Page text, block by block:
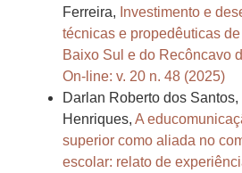
Ferreira, Investimento e
técnicas e propedêuticas
Baixo Sul e do Recôncavo
On-line: v. 20 n. 48 (2025)
Darlan Roberto dos
Henriques, A
superior como aliada no
escolar: relato de